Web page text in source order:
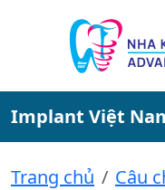
Implant Việt
Trang chủ Câu